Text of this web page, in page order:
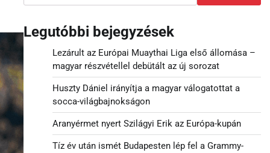
Legutóbbi bejegyzések
Lezárult az Európai Muaythai Liga első állomása –
magyar részvétellel debütált az új sorozat
Huszty Dániel irányítja a magyar válogatottat a
socca-világbajnokságon
Aranyérmet nyert Szilágyi Erik az Európa-kupán
Tíz év után ismét Budapesten lép fel a Grammy-